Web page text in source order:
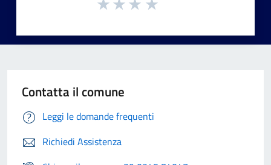
Contatta il comune
Leggi le domande frequenti
Richiedi Assistenza